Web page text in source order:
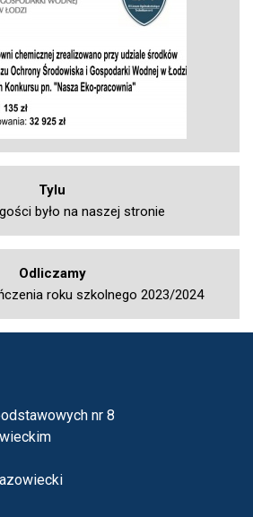
Tylu
gości było na naszej stronie
Odliczamy
roku szkolnego 2023/2024
nr 8